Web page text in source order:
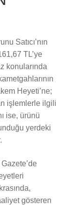
Satıcı’nın
TL’ye
konularında
Heyeti’ne;
işlemlerle ilgili
ise, ürünü
yerdeki
gösteren